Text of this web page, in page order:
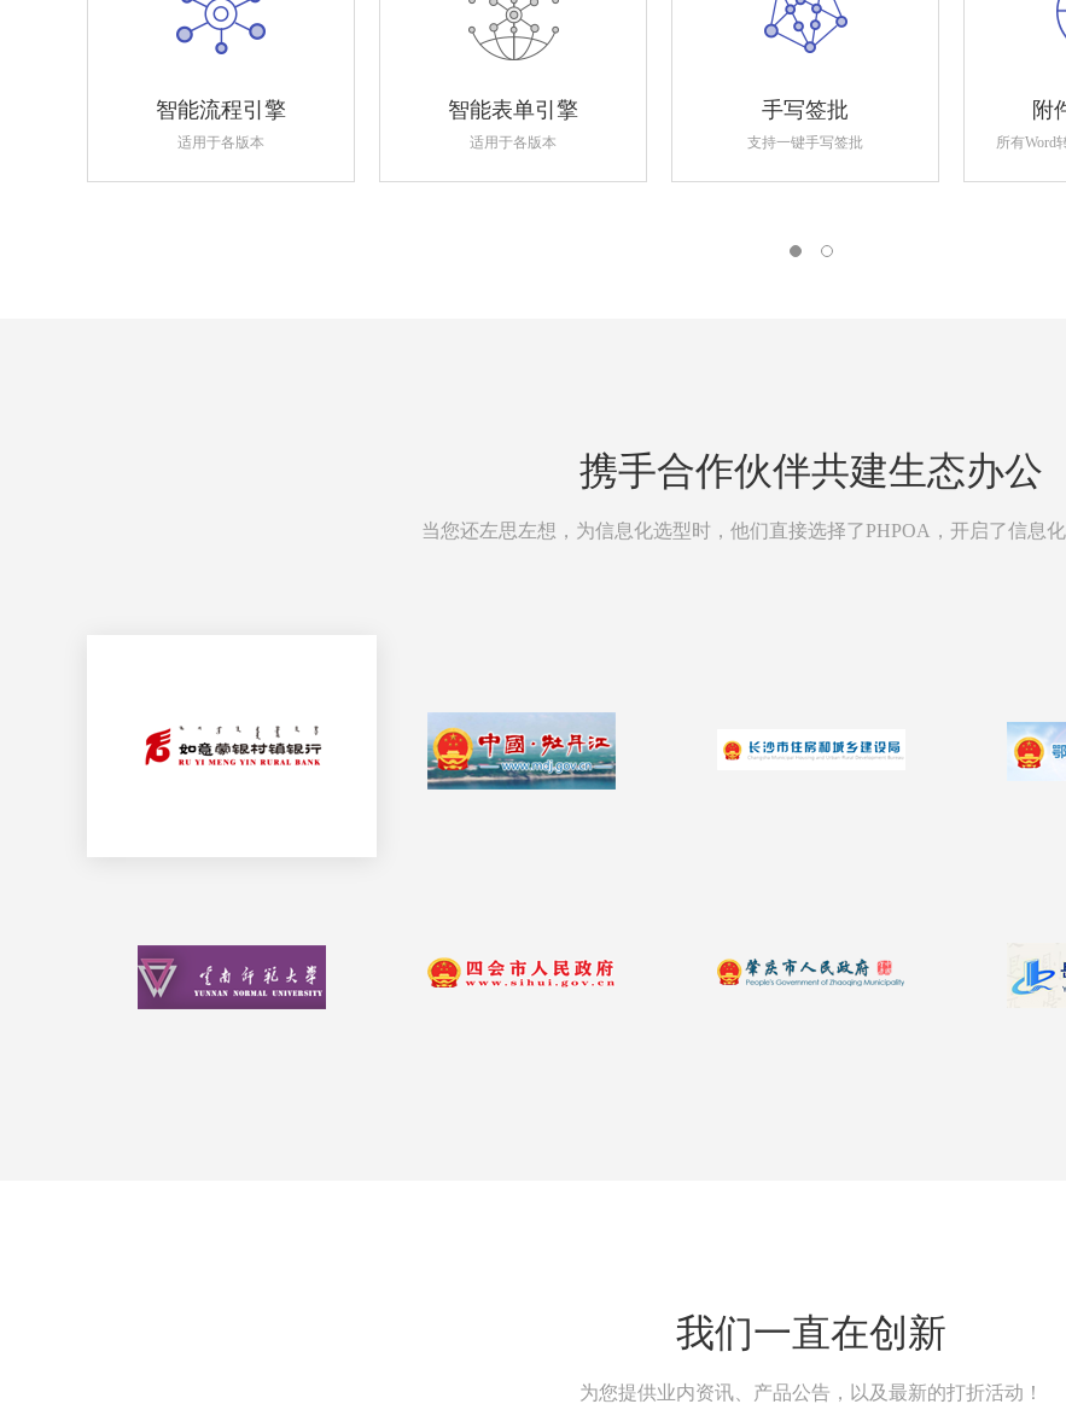
智能流程引擎
适用于各版本
智能表单引擎
适用于各版本
手写签批
支持一键手写签批
附
所有Word
携手合作伙伴共建生态办公
当您还左思左想，为信息化选型时，他们直接选择了PHPOA，开启了信息化
我们一直在创新
为您提供业内资讯、产品公告，以及最新的打折活动！